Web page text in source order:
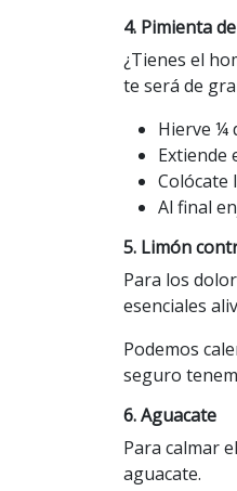
4. Pimienta
¿Tienes el
te será de
Hierve ¼
Extiende
Colócate
Al final
5. Limón
Para los
esenciales
Podemos
seguro
6. Aguacate
Para calmar
aguacate.